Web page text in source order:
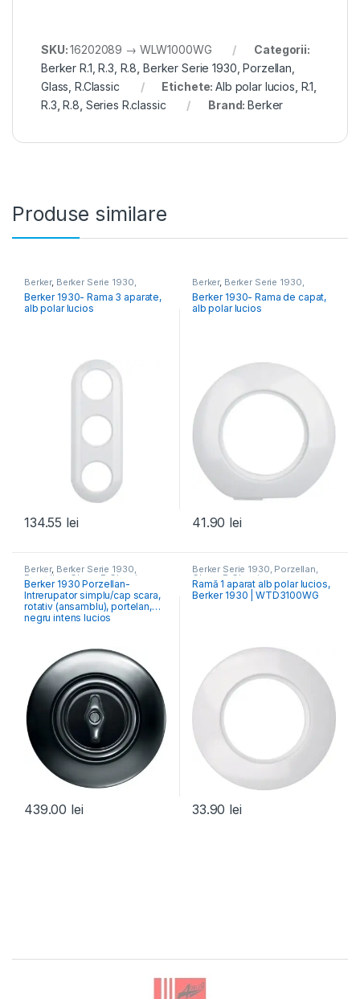
SKU:16202089 → WLW1000WG
Categorii:
Berker R.1, R.3, R.8 Berker Serie 1930, Porzellan,
Glass, R.Classic
Etichete:Alb polar lucios R.1
R.3 ,R.8 Series R.classic Brand:Berker
Produse similare
Berker, Berker Serie 1930,
Porzellan, Glass, R.Classic
Berker 1930- Rama 3 aparate,
alb polar lucios
134.55 lei
Berker, Berker Serie 1930,
Porzellan, Glass, R.Classic
Berker 1930- Rama de capat,
alb polar lucios
41.90 lei
Berker, Berker Serie 1930,
Porzellan, Glass, R.Classic
Berker 1930 Porzellan-
Intrerupator simplu/cap scara,
rotativ (ansamblu), portelan,
negru intens lucios
439.00 lei
Berker Serie 1930, Porzellan,
Glass, R.Classic
Ramă 1 aparat alb polar lucios,
Berker 1930 | WTD3100WG
33.90 lei